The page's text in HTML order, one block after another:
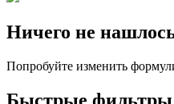
Ничего не
Попробуйте изменить
Быстрые фильтры